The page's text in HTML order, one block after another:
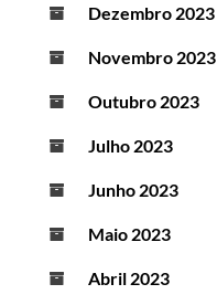
Dezembro 2023
Novembro 2023
Outubro 2023
Julho 2023
Junho 2023
Maio 2023
Abril 2023